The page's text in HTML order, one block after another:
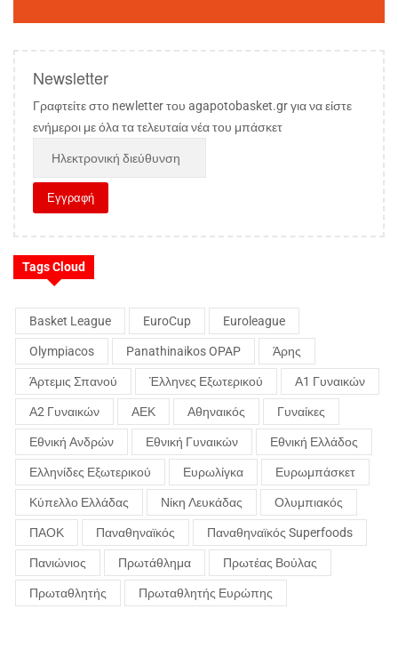
Newsletter
Γραφτείτε στο newletter του agapotobasket.gr για να είστε
ενήμεροι με όλα τα τελευταία νέα του μπάσκετ
Tags Cloud
Basket League EuroCup Euroleague
Olympiacos Panathinaikos OPAP Άρης
Άρτεμις Σπανού Έλληνες Εξωτερικού Α1 Γυναικών
Α2 Γυναικών ΑΕΚ Αθηναικός Γυναίκες
Εθνική Ανδρών Εθνική Γυναικών Εθνική Ελλάδος
Ελληνίδες Εξωτερικού Ευρωλίγκα Ευρωμπάσκετ
Κύπελλο Ελλάδας Νίκη Λευκάδας Ολυμπιακός
ΠΑΟΚ Παναθηναϊκός Παναθηναϊκός Superfoods
Πανιώνιος Πρωτάθλημα Πρωτέας Βούλας
Πρωταθλητής Πρωταθλητής Ευρώπης